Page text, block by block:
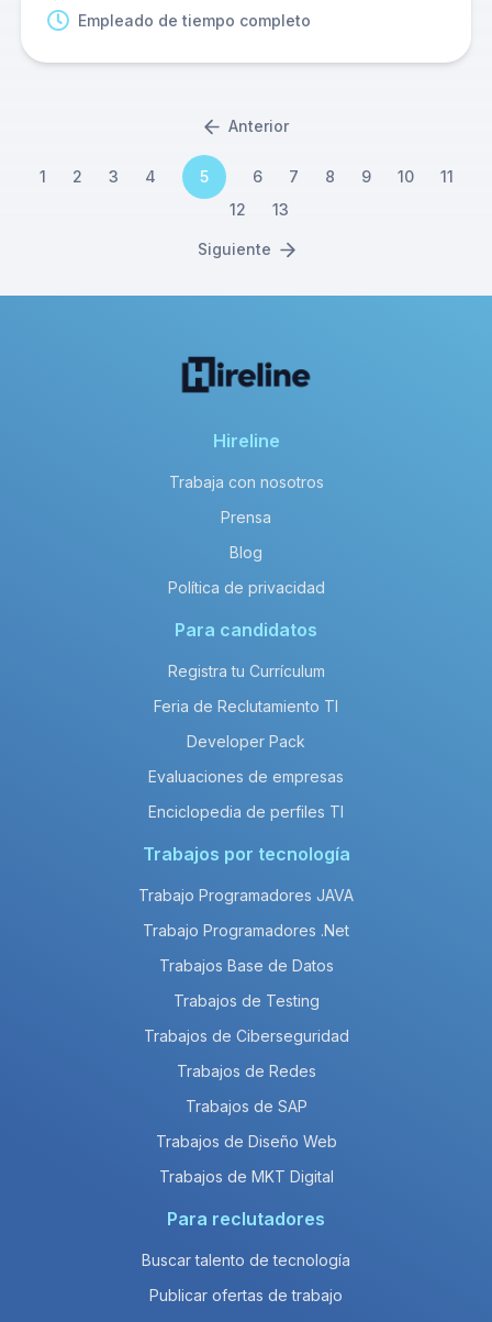
Empleado de tiempo completo
Anterior
1 2 3 4 5 6 7 8 9 10
11
12
13
Siguiente
Hireline
Trabaja con nosotros
Prensa
Blog
Política de privacidad
Para candidatos
Registra tu Currículum
Feria de Reclutamiento TI
Developer Pack
Evaluaciones de empresas
Enciclopedia de perfiles TI
Trabajos por tecnología
Trabajo Programadores JAVA
Trabajo Programadores .Net
Trabajos Base de Datos
Trabajos de Testing
Trabajos de Ciberseguridad
Trabajos de Redes
Trabajos de SAP
Trabajos de Diseño Web
Trabajos de MKT Digital
Para reclutadores
Buscar talento de tecnología
Publicar ofertas de trabajo